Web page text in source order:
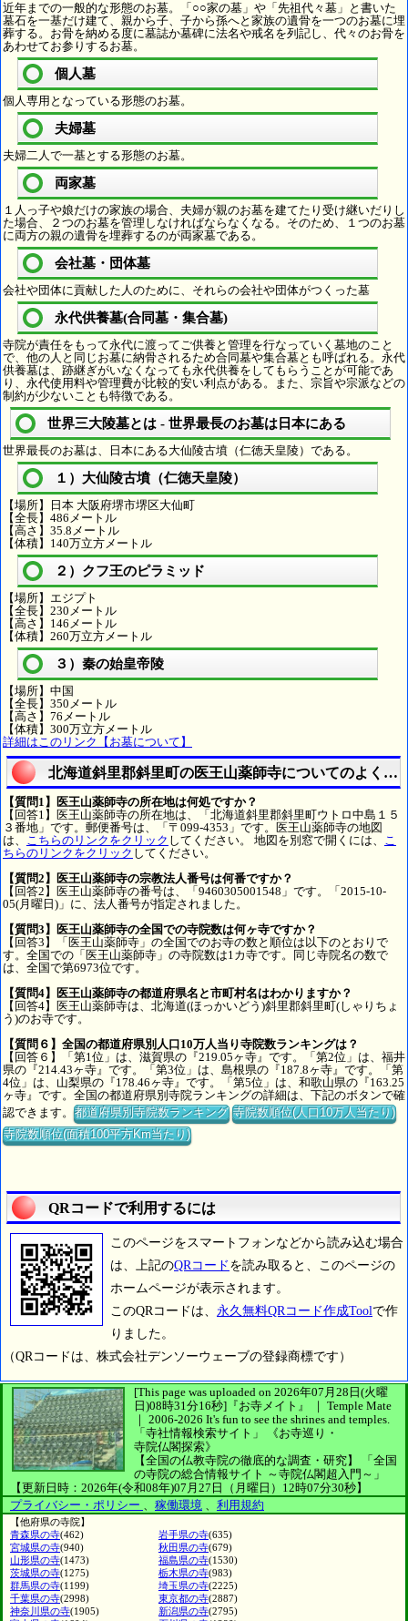
近年までの一般的な形態のお墓。「○○家の墓」や「先祖代々墓」と書いた
墓石を一基だけ建て、親から子、子から孫へと家族の遺骨を一つのお墓に埋
葬する。お骨を納める度に墓誌か墓碑に法名や戒名を列記し、代々のお骨を
あわせてお参りするお墓。
個人墓
個人専用となっている形態のお墓。
夫婦墓
夫婦二人で一基とする形態のお墓。
両家墓
１人っ子や娘だけの家族の場合、夫婦が親のお墓を建てたり受け継いだりし
た場合、２つのお墓を管理しなければならなくなる。そのため、１つのお墓
に両方の親の遺骨を埋葬するのが両家墓である。
会社墓・団体墓
会社や団体に貢献した人のために、それらの会社や団体がつくった墓
永代供養墓(合同墓・集合墓)
寺院が責任をもって永代に渡ってご供養と管理を行なっていく墓地のこと
で、他の人と同じお墓に納骨されるため合同墓や集合墓とも呼ばれる。永代
供養墓は、跡継ぎがいなくなっても永代供養をしてもらうことが可能であ
り、永代使用料や管理費が比較的安い利点がある。また、宗旨や宗派などの
制約が少ないことも特徴である。
世界三大陵墓とは - 世界最長のお墓は日本にある
世界最長のお墓は、日本にある大仙陵古墳（仁徳天皇陵）である。
１）大仙陵古墳（仁徳天皇陵）
【場所】日本 大阪府堺市堺区大仙町
【全長】486メートル
【高さ】35.8メートル
【体積】140万立方メートル
２）クフ王のピラミッド
【場所】エジプト
【全長】230メートル
【高さ】146メートル
【体積】260万立方メートル
３）秦の始皇帝陵
【場所】中国
【全長】350メートル
【高さ】76メートル
【体積】300万立方メートル
詳細はこのリンク【お墓について】
北海道斜里郡斜里町の医王山薬師寺についてのよくあ
【質問1】医王山薬師寺の所在地は何処ですか？
【回答1】医王山薬師寺の所在地は、「北海道斜里郡斜里町ウトロ中島１５
３番地」です。郵便番号は、「〒099-4353」です。医王山薬師寺の地図
は、 こちらのリンクをクリック してください。 地図を別窓で開くには、 こ
ちらのリンクをクリック してください。
【質問2】医王山薬師寺の宗教法人番号は何番ですか？
【回答2】医王山薬師寺の番号は、「9460305001548」です。「2015-10-
05(月曜日)」に、法人番号が指定されました。
【質問3】医王山薬師寺の全国での寺院数は何ヶ寺ですか？
【回答3】「医王山薬師寺」の全国でのお寺の数と順位は以下のとおりで
す。全国での「医王山薬師寺」の寺院数は1カ寺です。同じ寺院名の数で
は、全国で第6973位です。
【質問4】医王山薬師寺の都道府県名と市町村名はわかりますか？
【回答4】医王山薬師寺は、北海道(ほっかいどう)斜里郡斜里町(しゃりちょ
う)のお寺です。
【質問６】全国の都道府県別人口10万人当り寺院数ランキングは？
【回答６】「第1位」は、滋賀県の『219.05ヶ寺』です。「第2位」は、福井
県の『214.43ヶ寺』です。「第3位」は、島根県の『187.8ヶ寺』です。「第
4位」は、山梨県の『178.46ヶ寺』です。「第5位」は、和歌山県の『163.25
ヶ寺』です。全国の都道府県別寺院ランキングの詳細は、下記のボタンで確
認できます。都道府県別寺院数ランキング 寺院数順位(人口10万人当たり)
寺院数順位(面積100平方Km当たり)
QRコードで利用するには
このページをスマートフォンなどから読み込む場合
は、上記のQRコード を読み取ると、このページの
ホームページが表示されます。
このQRコードは、 永久無料QRコード作成Toolで作
りました。
（QRコードは、株式会社デンソーウェーブの登録商標です）
[This page was uploaded on 2026年07月28日(火曜
日)08時31分16秒] 『お寺メイト』 ｜ Temple Mate
｜ 2006-2026 It's fun to see the shrines and temples.
「寺社情報検索サイト」
《お寺巡り・
寺院仏閣探索》
【全国の仏教寺院の徹底的な調査・研究】
「全国
の寺院の総合情報サイト ～寺院仏閣超入門～」
【更新日時：2026年(令和08年)07月27日（月曜日）12時07分30秒】
プライバシー・ポリシー 、 稼働環境 、 利用規約
【他府県の寺院】
青森県の寺(462) 岩手県の寺(635)
宮城県の寺(940) 秋田県の寺(679)
山形県の寺(1473) 福島県の寺(1530)
茨城県の寺(1275) 栃木県の寺(983)
群馬県の寺(1199) 埼玉県の寺(2225)
千葉県の寺(2998) 東京都の寺(2887)
神奈川県の寺(1905) 新潟県の寺(2795)